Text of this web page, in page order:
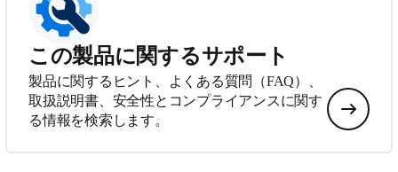
この製品に関するサポート
製品に関するヒント、よくある質問（FAQ）、
取扱説明書、安全性とコンプライアンスに関す
る情報を検索します。